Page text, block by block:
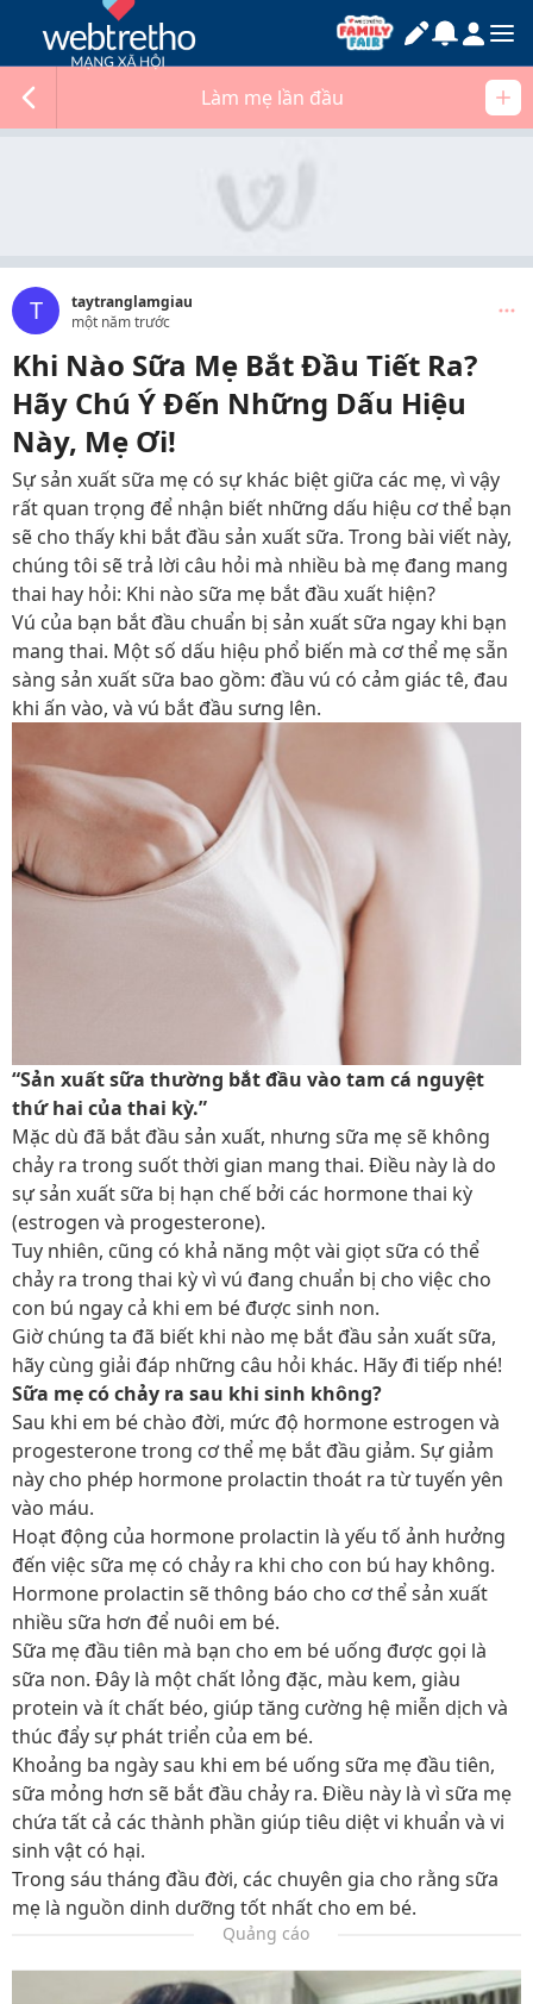
Làm mẹ lần đầu
T
taytranglamgiau
một năm trước
Khi Nào Sữa Mẹ Bắt Đầu Tiết Ra?
Hãy Chú Ý Đến Những Dấu Hiệu
Này, Mẹ Ơi!
Sự sản xuất sữa mẹ có sự khác biệt giữa các mẹ, vì vậy
rất quan trọng để nhận biết những dấu hiệu cơ thể bạn
sẽ cho thấy khi bắt đầu sản xuất sữa. Trong bài viết này,
chúng tôi sẽ trả lời câu hỏi mà nhiều bà mẹ đang mang
thai hay hỏi: Khi nào sữa mẹ bắt đầu xuất hiện?
Vú của bạn bắt đầu chuẩn bị sản xuất sữa ngay khi bạn
mang thai. Một số dấu hiệu phổ biến mà cơ thể mẹ sẵn
sàng sản xuất sữa bao gồm: đầu vú có cảm giác tê, đau
khi ấn vào, và vú bắt đầu sưng lên.
“Sản xuất sữa thường bắt đầu vào tam cá nguyệt
thứ hai của thai kỳ.”
Mặc dù đã bắt đầu sản xuất, nhưng sữa mẹ sẽ không
chảy ra trong suốt thời gian mang thai. Điều này là do
sự sản xuất sữa bị hạn chế bởi các hormone thai kỳ
(estrogen và progesterone).
Tuy nhiên, cũng có khả năng một vài giọt sữa có thể
chảy ra trong thai kỳ vì vú đang chuẩn bị cho việc cho
con bú ngay cả khi em bé được sinh non.
Giờ chúng ta đã biết khi nào mẹ bắt đầu sản xuất sữa,
hãy cùng giải đáp những câu hỏi khác. Hãy đi tiếp nhé!
Sữa mẹ có chảy ra sau khi sinh không?
Sau khi em bé chào đời, mức độ hormone estrogen và
progesterone trong cơ thể mẹ bắt đầu giảm. Sự giảm
này cho phép hormone prolactin thoát ra từ tuyến yên
vào máu.
Hoạt động của hormone prolactin là yếu tố ảnh hưởng
đến việc sữa mẹ có chảy ra khi cho con bú hay không.
Hormone prolactin sẽ thông báo cho cơ thể sản xuất
nhiều sữa hơn để nuôi em bé.
Sữa mẹ đầu tiên mà bạn cho em bé uống được gọi là
sữa non. Đây là một chất lỏng đặc, màu kem, giàu
protein và ít chất béo, giúp tăng cường hệ miễn dịch và
thúc đẩy sự phát triển của em bé.
Khoảng ba ngày sau khi em bé uống sữa mẹ đầu tiên,
sữa mỏng hơn sẽ bắt đầu chảy ra. Điều này là vì sữa mẹ
chứa tất cả các thành phần giúp tiêu diệt vi khuẩn và vi
sinh vật có hại.
Trong sáu tháng đầu đời, các chuyên gia cho rằng sữa
mẹ là nguồn dinh dưỡng tốt nhất cho em bé.
Quảng cáo